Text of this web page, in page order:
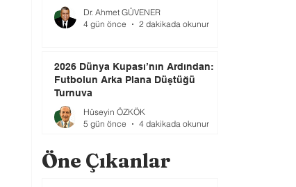
Dr. Ahmet GÜVENER
4 gün önce
2 dakikada okunur
2026 Dünya Kupası’nın Ardından:
Futbolun Arka Plana Düştüğü
Turnuva
Hüseyin ÖZKÖK
5 gün önce
4 dakikada okunur
Öne Çıkanlar